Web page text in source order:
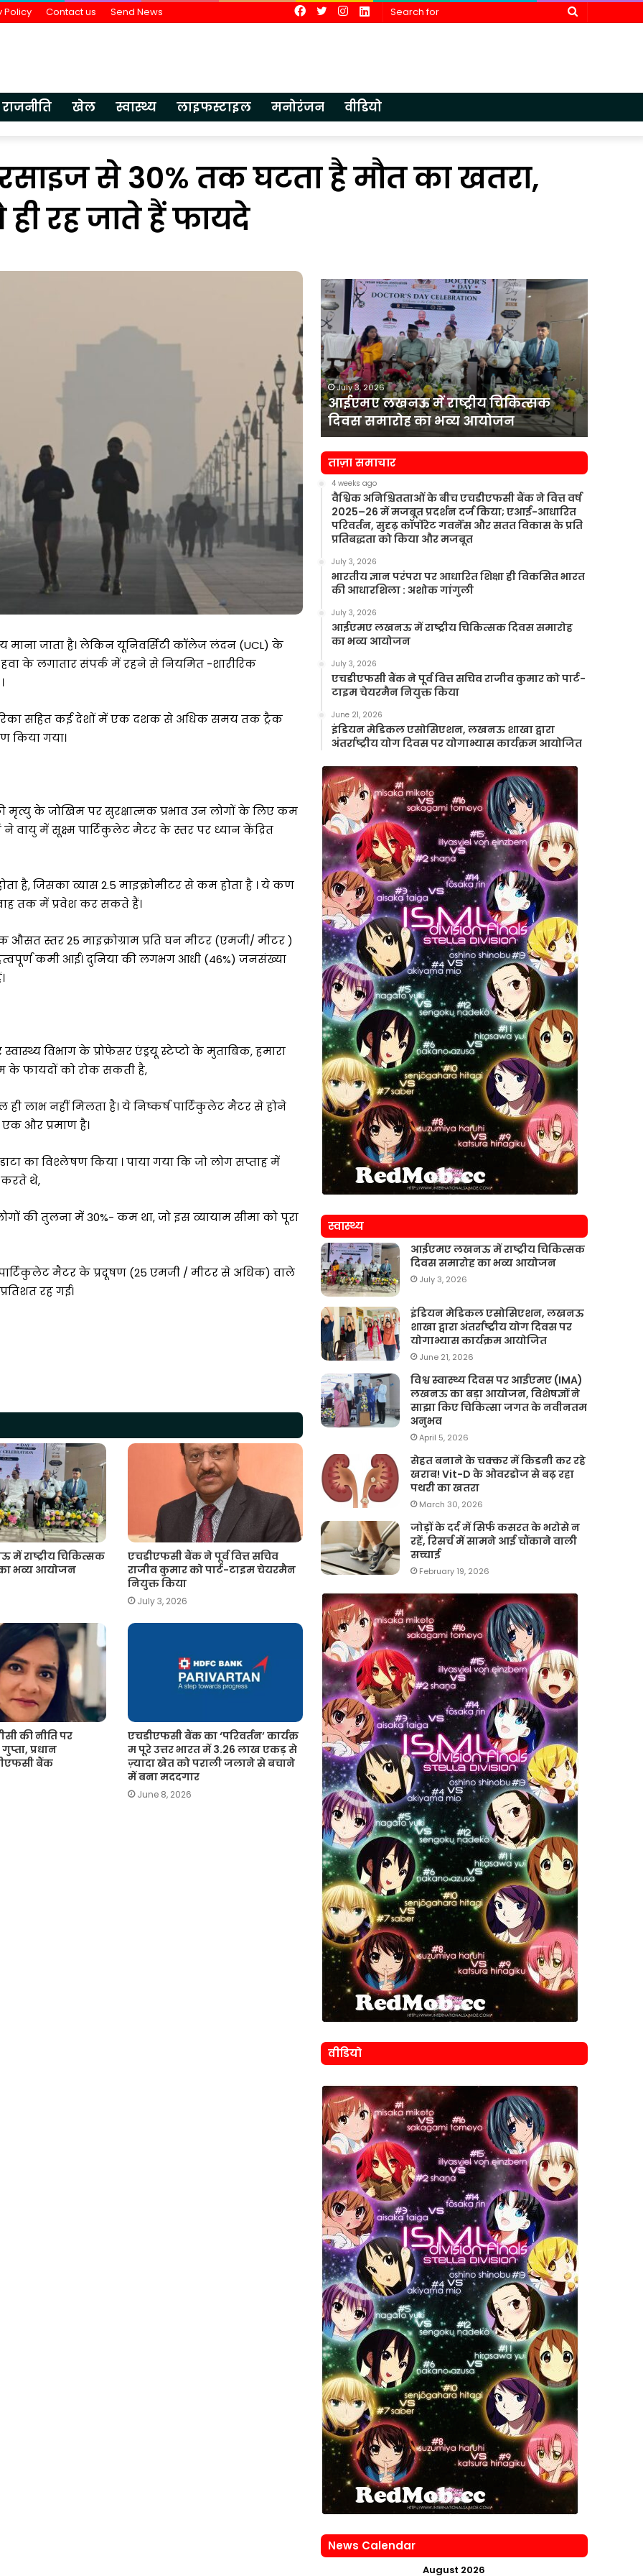
Policy Contact us Send News
Search
LinkedIn
Instagram
Twitter
Facebook
राजनीति खेल स्वास्थ्य लाइफस्टाइल मनोरंजन वीडियो
से 30% तक घटता है मौत का खतरा,
रह जाते हैं फायदे
माना जाता है। लेकिन यूनिवर्सिटी कॉलेज लंदन (UCL) के
के लगातार संपर्क में रहने से नियमित -शारीरिक
सहित कई देशों में एक दशक से अधिक समय तक ट्रैक
किया गया।
मृत्यु के जोखिम पर सुरक्षात्मक प्रभाव उन लोगों के लिए कम
ने वायु में सूक्ष्म पार्टिकुलेट मैटर के स्तर पर ध्यान केंद्रित
है, जिसका व्यास 2.5 माइक्रोमीटर से कम होता है । ये कण
तक में प्रवेश कर सकते हैं।
औसत स्तर 25 माइक्रोग्राम प्रति घन मीटर (एमजी/ मीटर )
कमी आई। दुनिया की लगभग आधी (46%) जनसंख्या
विभाग के प्रोफेसर एंड्रयू स्टेप्टो के मुताबिक, हमारा
के फायदों को रोक सकती है,
लाभ नहीं मिलता है। ये निष्कर्ष पार्टिकुलेट मैटर से होने
और प्रमाण है।
का विश्लेषण किया । पाया गया कि जो लोग सप्ताह में
करते थे,
की तुलना में 30%- कम था, जो इस व्यायाम सीमा को पूरा
मैटर के प्रदूषण (25 एमजी / मीटर से अधिक) वाले
रह गई।
राष्ट्रीय चिकित्सक
भव्य आयोजन
एचडीएफसी बैंक ने पूर्व वित्त सचिव
राजीव कुमार को पार्ट-टाइम चेयरमैन
नियुक्त किया
July 3, 2026
की नीति पर
प्रधान
बैंक
एचडीएफसी बैंक का ‘परिवर्तन’ कार्यक्र
म पूरे उत्तर भारत में 3.26 लाख एकड़ से
ज़्यादा खेत को पराली जलाने से बचाने
में बना मददगार
June 8, 2026
आधारित
भारत
:
अशोक
गांगुली
July 3, 2026
भारतीय ज्ञान परंपरा पर आधारित शिक्षा ही
विकसित भारत की आधारशिला : अशोक
आईएमए
लखनऊ
में
राष्ट्रीय
चिकित्सक
दिवस
समारोह
का
भव्य
आयोजन
July 3, 2026
आईएमए लखनऊ में राष्ट्रीय चिकित्सक
दिवस समारोह का भव्य आयोजन
एचडीएफसी
पूर्व
को
पार्ट-
चेयरमैन
नियुक्त
किया
ताज़ा समाचार
4 weeks ago
वैश्विक अनिश्चितताओं के बीच एचडीएफसी बैंक ने वित्त वर्ष
2025–26 में मजबूत प्रदर्शन दर्ज किया; एआई-आधारित
परिवर्तन, सुदृढ़ कॉर्पोरेट गवर्नेंस और सतत विकास के प्रति
प्रतिबद्धता को किया और मजबूत
July 3, 2026
भारतीय ज्ञान परंपरा पर आधारित शिक्षा ही विकसित भारत
की आधारशिला : अशोक गांगुली
July 3, 2026
आईएमए लखनऊ में राष्ट्रीय चिकित्सक दिवस समारोह
का भव्य आयोजन
July 3, 2026
एचडीएफसी बैंक ने पूर्व वित्त सचिव राजीव कुमार को पार्ट-
टाइम चेयरमैन नियुक्त किया
June 21, 2026
इंडियन मेडिकल एसोसिएशन, लखनऊ शाखा द्वारा
अंतर्राष्ट्रीय योग दिवस पर योगाभ्यास कार्यक्रम आयोजित
स्वास्थ्य
आईएमए लखनऊ में राष्ट्रीय चिकित्सक
दिवस समारोह का भव्य आयोजन
July 3, 2026
इंडियन मेडिकल एसोसिएशन, लखनऊ
शाखा द्वारा अंतर्राष्ट्रीय योग दिवस पर
योगाभ्यास कार्यक्रम आयोजित
June 21, 2026
विश्व स्वास्थ्य दिवस पर आईएमए (IMA)
लखनऊ का बड़ा आयोजन, विशेषज्ञों ने
साझा किए चिकित्सा जगत के नवीनतम
अनुभव
April 5, 2026
सेहत बनाने के चक्कर में किडनी कर रहे
खराब! Vit-D के ओवरडोज से बढ़ रहा
पथरी का खतरा
March 30, 2026
जोड़ों के दर्द में सिर्फ कसरत के भरोसे न
रहें, रिसर्च में सामने आई चौंकाने वाली
सच्चाई
February 19, 2026
वीडियो
News Calendar
August 2026